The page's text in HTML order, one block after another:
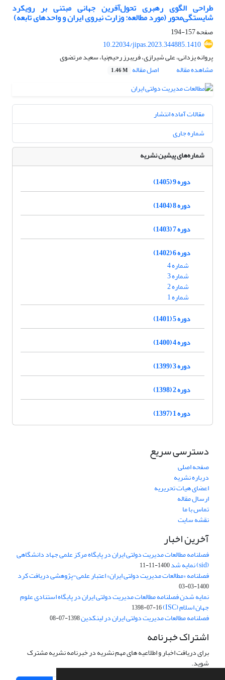
طراحی الگوی رهبری تحول‌آفرین جهانی مبتنی بر رویکرد
شایستگی‌محور (مورد مطالعه: وزارت نیروی ایران و واحدهای تابعه)
صفحه157-194
10.22034/jipas.2023.344885.1410
پروانه یزدانی، علی شیرازی، فریبرز رحیم‌نیا، سعید مرتضوی
مشاهده مقاله
اصل مقاله 1.46 M
مقالات آماده انتشار
شماره جاری
شماره‌های پیشین نشریه
دوره 9 (1405)
دوره 8 (1404)
دوره 7 (1403)
دوره 6 (1402)
شماره 4
شماره 3
شماره 2
شماره 1
دوره 5 (1401)
دوره 4 (1400)
دوره 3 (1399)
دوره 2 (1398)
دوره 1 (1397)
دسترسی سریع
صفحه اصلی
درباره نشریه
اعضای هیات تحریریه
ارسال مقاله
تماس با ما
نقشه سایت
آخرین اخبار
فصلنامه مطالعات مدیریت دولتی ایران در پایگاه مرکز علمی جهاد دانشگاهی
(sid) نمایه شد 1400-11-11
فصلنامه «مطالعات مدیریت دولتی ایران» اعتبار علمی-پژوهشی دریافت کرد
1400-03-03
نمایه شدن فصلنامه مطالعات مدیریت دولتی ایران در پایگاه استنادی علوم
جهان اسلام (ISC) 1398-07-16
فصلنامه مطالعات مدیریت دولتی ایران در لینکدین1398-07-08
اشتراک خبرنامه
برای دریافت اخبار و اطلاعیه های مهم نشریه در خبرنامه نشریه مشترک
شوید.